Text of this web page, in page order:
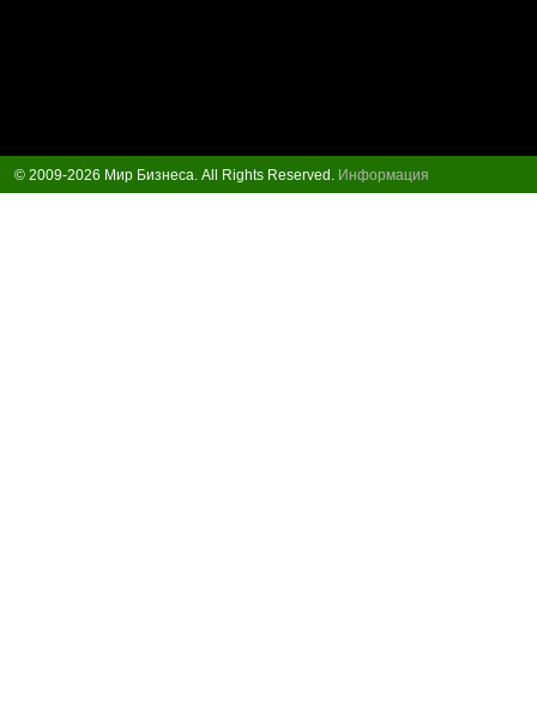
© 2009-2026 Мир Бизнеса. All Rights Reserved. Информация